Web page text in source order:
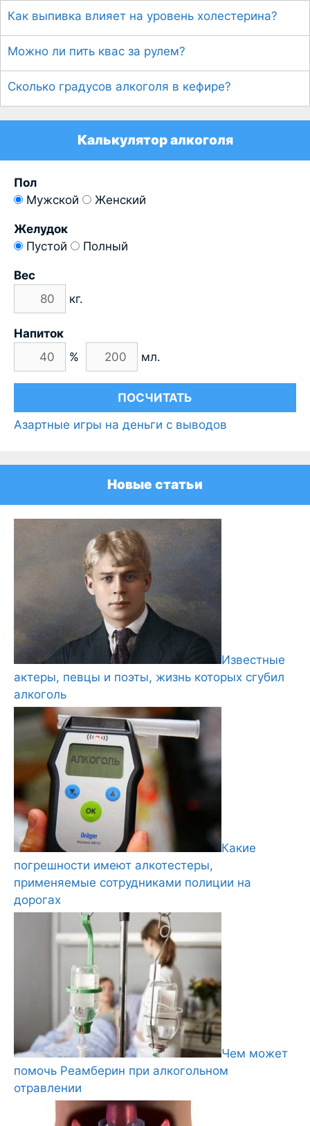
Как выпивка влияет на уровень холестерина?
Можно ли пить квас за рулем?
Сколько градусов алкоголя в кефире?
Калькулятор алкоголя
Пол
Мужской
Женский
Желудок
Пустой
Полный
Вес
кг.
Напиток
%
мл.
Азартные игры на деньги с выводов
Новые статьи
Известные
актеры, певцы и поэты, жизнь которых сгубил
алкоголь
Какие
погрешности имеют алкотестеры,
применяемые сотрудниками полиции на
дорогах
Чем может
помочь Реамберин при алкогольном
отравлении